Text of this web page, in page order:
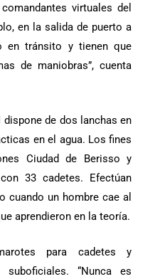
virtuales del
en la salida de puerto a
en tránsito y tienen que
de maniobras”, cuenta
dispone de dos lanchas en
en el agua. Los fines
Ciudad de Berisso y
33 cadetes. Efectúan
cuando un hombre cae al
aprendieron en la teoría.
para cadetes y
“Nunca es